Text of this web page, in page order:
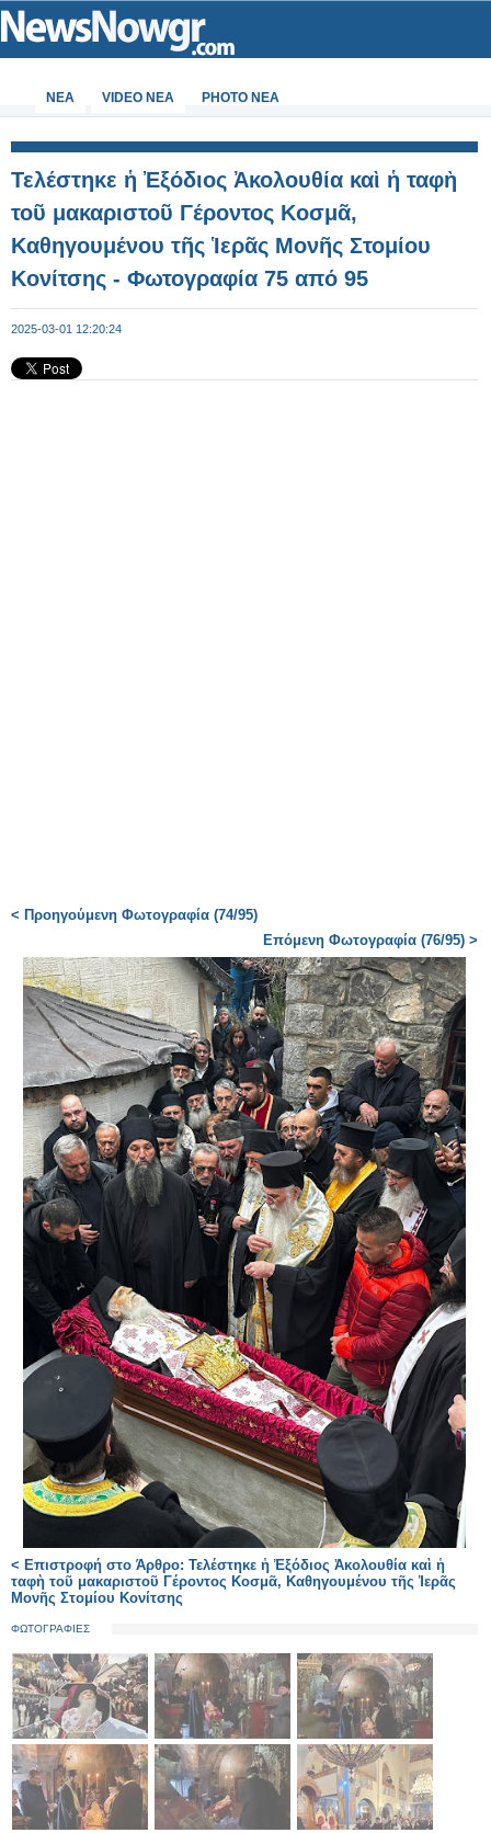
ΝΕΑ VIDEO NEA PHOTO NEA
Τελέστηκε ἡ Ἐξόδιος Ἀκολουθία καὶ ἡ ταφὴ
τοῦ μακαριστοῦ Γέροντος Κοσμᾶ,
Καθηγουμένου τῆς Ἱερᾶς Μονῆς Στομίου
Κονίτσης - Φωτογραφία 75 από 95
2025-03-01 12:20:24
< Προηγούμενη Φωτογραφία (74/95)
Επόμενη Φωτογραφία (76/95) >
< Επιστροφή στο Άρθρο: Τελέστηκε ἡ Ἐξόδιος Ἀκολουθία καὶ ἡ
ταφὴ τοῦ μακαριστοῦ Γέροντος Κοσμᾶ, Καθηγουμένου τῆς Ἱερᾶς
Μονῆς Στομίου Κονίτσης
ΦΩΤΟΓΡΑΦΙΕΣ